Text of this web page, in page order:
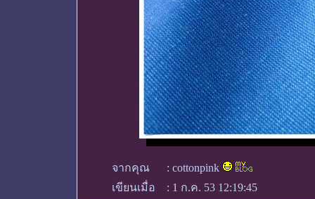
จากคุณ : cottonpink
เขียนเมื่อ
: 1 ก.ค. 53 12:19:45